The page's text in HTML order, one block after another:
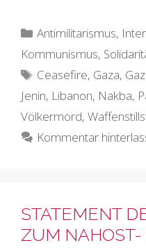
Kategorien
Antimilitarismus,
Kommunismus,
Schlagwörter
Ceasefire, Gaza,
Jenin, Libanon, Nakba,
Völkermord,
Kommentar
STATEMENT
ZUM